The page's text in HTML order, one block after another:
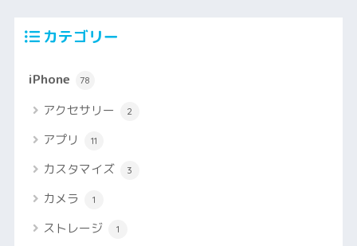
カテゴリー
iPhone 78
アクセサリー 2
アプリ 11
カスタマイズ 3
カメラ 1
ストレージ 1